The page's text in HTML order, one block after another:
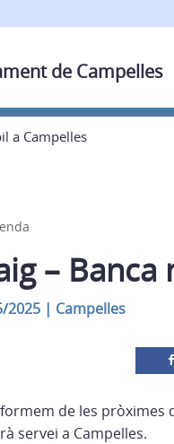
de Campelles
a Campelles
–
2025 | Campelles
de les pròximes
servei a Campelles.